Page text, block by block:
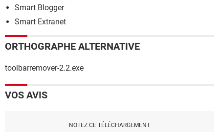
Smart Blogger
Smart Extranet
ORTHOGRAPHE ALTERNATIVE
toolbarremover-2.2.exe
VOS AVIS
NOTEZ CE TÉLÉCHARGEMENT